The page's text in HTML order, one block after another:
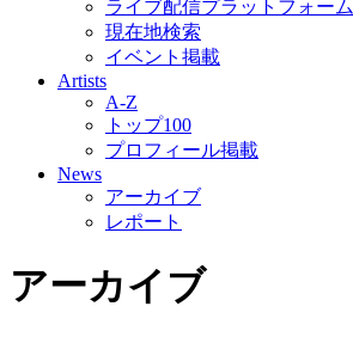
ライブ配信プラットフォーム
現在地検索
イベント掲載
Artists
A-Z
トップ100
プロフィール掲載
News
アーカイブ
レポート
アーカイブ